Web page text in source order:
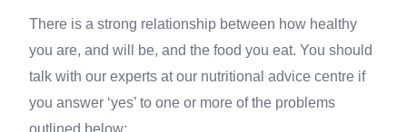
There is a strong relationship between how healthy
you are, and will be, and the food you eat. You should
talk with our experts at our nutritional advice centre if
you answer ‘yes’ to one or more of the problems
outlined below: